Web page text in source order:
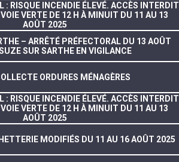
: RISQUE INCENDIE ÉLEVÉ. ACCÈS INTERDIT
VERTE DE 12 H À MINUIT DU 11 AU 13
AOÛT 2025
– ARRÊTÉ PRÉFECTORAL DU 13 AOÛT
SUR SARTHE EN VIGILANCE
ORDURES MÉNAGÈRES
: RISQUE INCENDIE ÉLEVÉ. ACCÈS INTERDIT
VERTE DE 12 H À MINUIT DU 11 AU 13
AOÛT 2025
MODIFIÉS DU 11 AU 16 AOÛT 2025